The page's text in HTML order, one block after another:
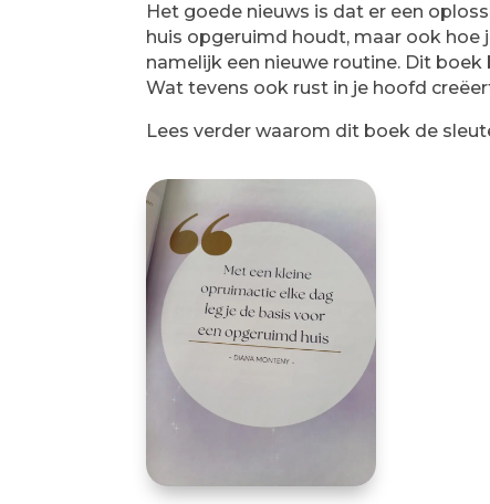
Het goede nieuws is dat er een
huis opgeruimd houdt, maar ook hoe
namelijk een nieuwe routine. Dit
Wat tevens ook rust in je hoofd
Lees verder waarom dit boek de